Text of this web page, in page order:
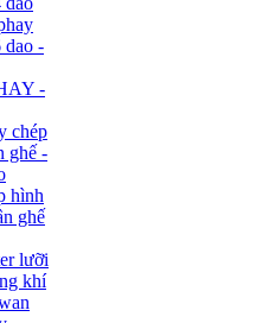
dao -
-
chép
ghế -
hình
ghế
lưỡi
khí